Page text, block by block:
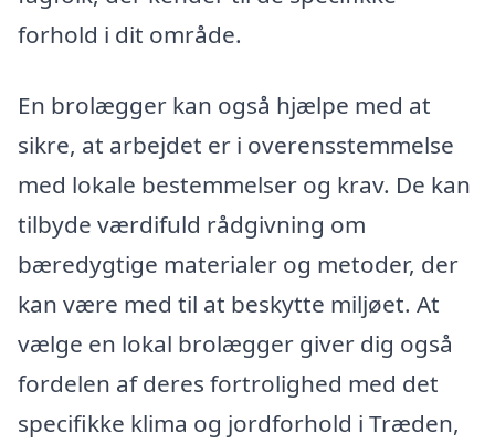
forhold i dit område.
En brolægger kan også hjælpe med at
sikre, at arbejdet er i overensstemmelse
med lokale bestemmelser og krav. De kan
tilbyde værdifuld rådgivning om
bæredygtige materialer og metoder, der
kan være med til at beskytte miljøet. At
vælge en lokal brolægger giver dig også
fordelen af deres fortrolighed med det
specifikke klima og jordforhold i Træden,